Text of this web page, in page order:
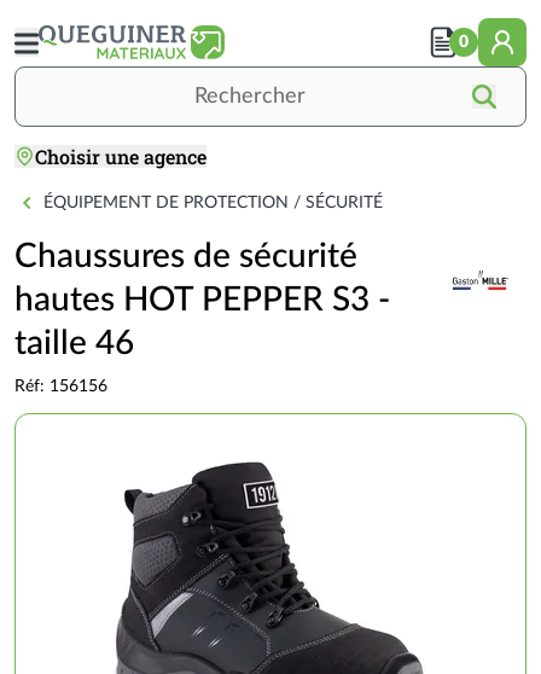
au
contenu
Choisir une agence
0
Accueil
OUTILLAGE / QUINCAILLERIE
ÉQUIPEMENT DE PROTECTION / SÉCURITÉ
Chaussures de sécurité
hautes HOT PEPPER S3 -
taille 46
Réf: 156156